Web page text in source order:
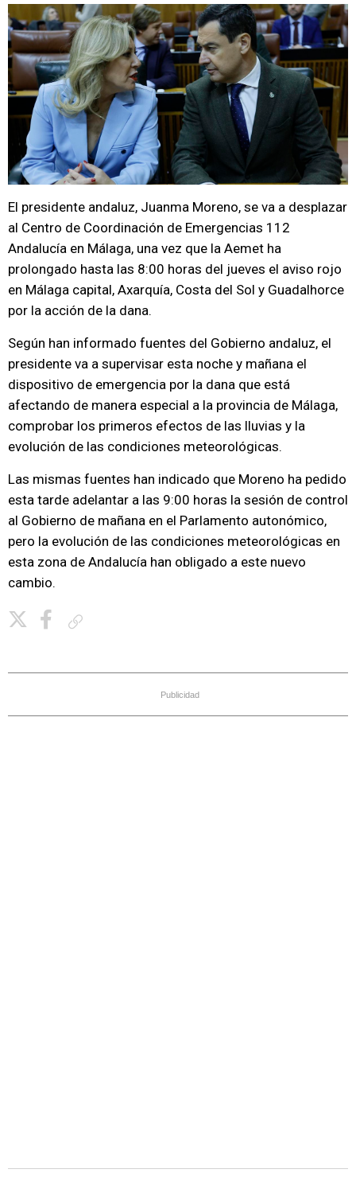
El presidente andaluz, Juanma Moreno, se va a desplazar
al Centro de Coordinación de Emergencias 112
Andalucía en Málaga, una vez que la Aemet ha
prolongado hasta las 8:00 horas del jueves el aviso rojo
en Málaga capital, Axarquía, Costa del Sol y Guadalhorce
por la acción de la dana.
Según han informado fuentes del Gobierno andaluz, el
presidente va a supervisar esta noche y mañana el
dispositivo de emergencia por la dana que está
afectando de manera especial a la provincia de Málaga,
comprobar los primeros efectos de las lluvias y la
evolución de las condiciones meteorológicas.
Las mismas fuentes han indicado que Moreno ha pedido
esta tarde adelantar a las 9:00 horas la sesión de control
al Gobierno de mañana en el Parlamento autonómico,
pero la evolución de las condiciones meteorológicas en
esta zona de Andalucía han obligado a este nuevo
cambio.
Publicidad